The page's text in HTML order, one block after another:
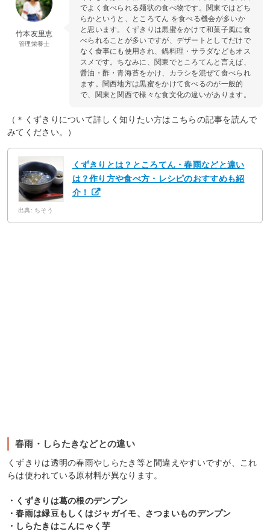
竹本友里恵
管理栄養士
でよく食べられる麺状の食べ物です。関東ではどち
らかというと、ところてん を食べる機会が多いか
と思います。くずきりは黒蜜をかけて和菓子風に食
べられることが多いですが、デザートとしてだけで
なく食事にも使用され、鍋料理・サラダなどもオス
スメです。ちなみに、関東でところてんと言えば、
醤油・酢・青海苔をかけ、カラシを混ぜて食べられ
ます。関西地方は黒蜜をかけて食べるのが一般的
で、関東と関西で様々な食文化の違いがあります。
（＊くずきりについて詳しく知りたい方はこちらの記事を読んで
みてください。）
くずきりとは？ところてん・春雨などと違い
は？作り方や食べ方・レシピのおすすめも紹
介！
出典: ちそう
春雨・しらたきなどとの違い
くずきりは透明の春雨やしらたき等と間違えやすいですが、これ
らは使われている原材料が異なります。
・くずきりは葛の根のデンプン
・春雨は緑豆もしくはジャガイモ、さつまいものデンプン
・しらたきはこんにゃく芋